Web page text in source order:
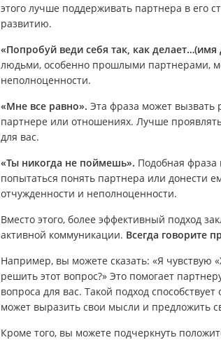
этого лучше поддерживать партнера в его
развитию.
«Попробуй веди себя так, как делает…(имя
людьми, особенно прошлыми партнерами,
неполноценности.
«Мне все равно». Эта фраза может
партнере или отношениях. Лучше
для вас.
«Ты никогда не поймешь». Подобная
попытаться понять партнера или донести
отчужденности и неполноценности.
Вместо этого, более эффективный подход
активной коммуникации. Всегда говорите
Например, вы можете сказать: «Я чувствую
решить этот вопрос?» Это помогает
вопроса для вас. Такой подход
может выразить свои мысли и предложить
Кроме того, вы можете подчеркнуть